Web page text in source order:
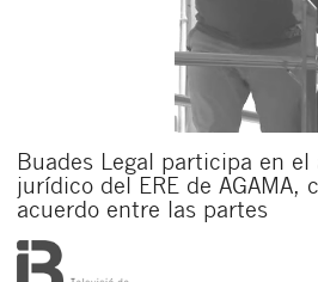
Buades Legal participa en el
jurídico del ERE de AGAMA,
acuerdo entre las partes